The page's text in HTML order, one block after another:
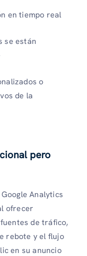
en tiempo real
se están
o
de la
pero
Analytics
ofrecer
de tráfico,
rebote y el flujo
en su anuncio